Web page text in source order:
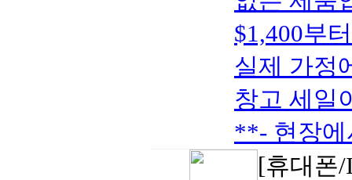
$1,400부
실제 가정
창고 세일
**- 현장에
[휴대폰